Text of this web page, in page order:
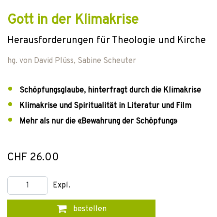
Gott in der Klimakrise
Herausforderungen für Theologie und Kirche
hg. von David Plüss, Sabine Scheuter
Schöpfungsglaube, hinterfragt durch die Klimakrise
Klimakrise und Spiritualität in Literatur und Film
Mehr als nur die «Bewahrung der Schöpfung»
CHF 26.00
Expl.
bestellen